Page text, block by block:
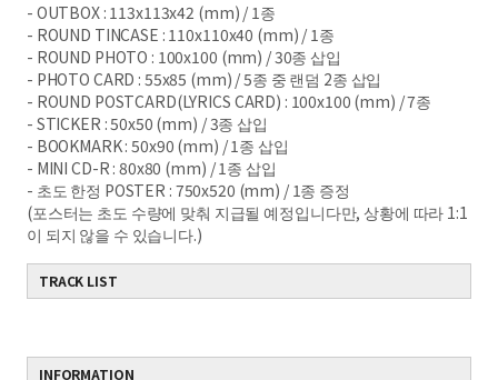
- OUTBOX : 113x113x42 (mm) / 1종
- ROUND TINCASE : 110x110x40 (mm) / 1종
- ROUND PHOTO : 100x100 (mm) / 30종 삽입
- PHOTO CARD : 55x85 (mm) / 5종 중 랜덤 2종 삽입
- ROUND POSTCARD(LYRICS CARD) : 100x100 (mm) / 7종
- STICKER : 50x50 (mm) / 3종 삽입
- BOOKMARK : 50x90 (mm) / 1종 삽입
- MINI CD-R : 80x80 (mm) / 1종 삽입
- 초도 한정 POSTER : 750x520 (mm) / 1종 증정
(포스터는 초도 수량에 맞춰 지급될 예정입니다만, 상황에 따라 1:1
이 되지 않을 수 있습니다.)
TRACK LIST
INFORMATION